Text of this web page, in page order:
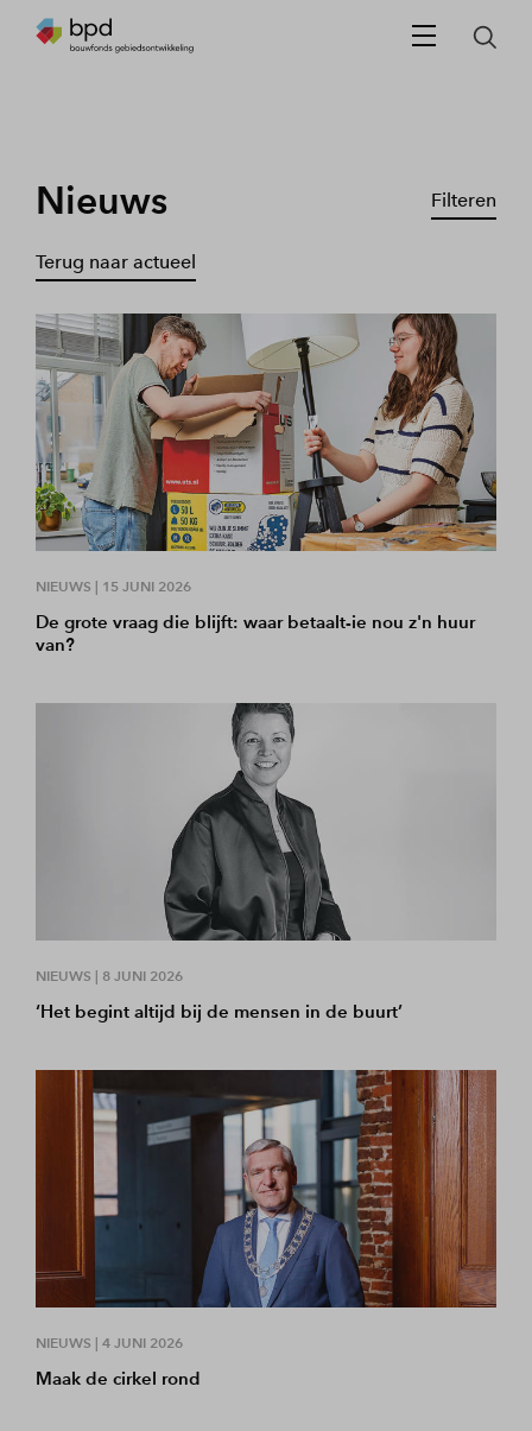
Nieuws Filteren
Terug naar actueel
NIEUWS | 15 JUNI 2026
De grote vraag die blijft: waar betaalt-ie nou z'n huur
van?
NIEUWS | 8 JUNI 2026
‘Het begint altijd bij de mensen in de buurt’
NIEUWS | 4 JUNI 2026
Maak de cirkel rond